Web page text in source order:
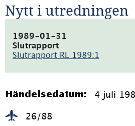
Nytt i utredningen
1989-01-31
Slutrapport
Slutrapport RL 1989:1
3.2MB)
Händelsedatum: 4 juli
26/88